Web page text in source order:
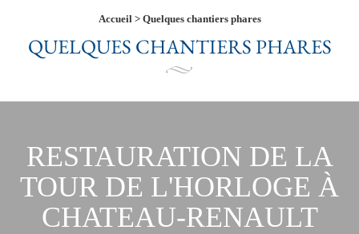
Accueil > Quelques chantiers phares
QUELQUES CHANTIERS PHARES
RESTAURATION DE LA
TOUR DE L'HORLOGE À
CHATEAU-RENAULT